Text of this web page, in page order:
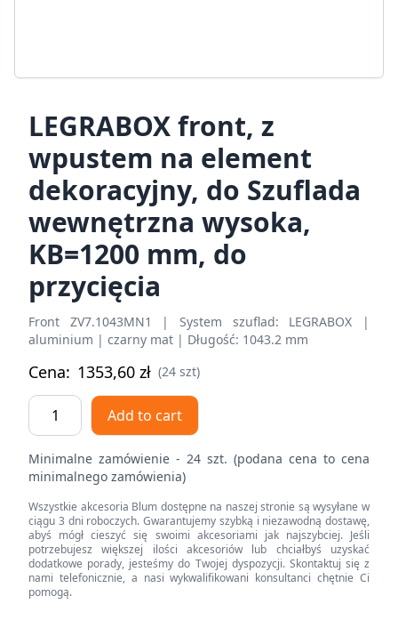
LEGRABOX front, z
wpustem na element
dekoracyjny, do Szuflada
wewnętrzna wysoka,
KB=1200 mm, do
przycięcia
Front ZV7.1043MN1 | System szuflad: LEGRABOX |
aluminium | czarny mat | Długość: 1043.2 mm
Cena: 1353,60 zł (24 szt)
LEGRABOX
front,
wpustem
element
dekoracyjny,
do
Szuflada
wewnętrzna
Add to cart
Minimalne zamówienie - 24 szt. (podana cena to cena
minimalnego zamówienia)
Wszystkie akcesoria Blum dostępne na naszej stronie są wysyłane w
ciągu 3 dni roboczych. Gwarantujemy szybką i niezawodną dostawę,
abyś mógł cieszyć się swoimi akcesoriami jak najszybciej. Jeśli
potrzebujesz większej ilości akcesoriów lub chciałbyś uzyskać
dodatkowe porady, jesteśmy do Twojej dyspozycji. Skontaktuj się z
nami telefonicznie, a nasi wykwalifikowani konsultanci chętnie Ci
pomogą.